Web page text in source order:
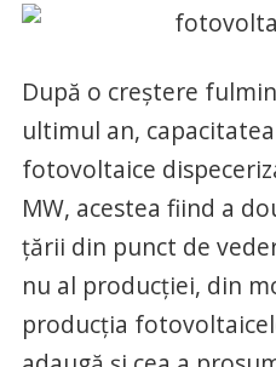
După o creștere
ultimul an,
fotovoltaice
MW, acestea fiind a
țării din punct de
nu al producției, din
producția